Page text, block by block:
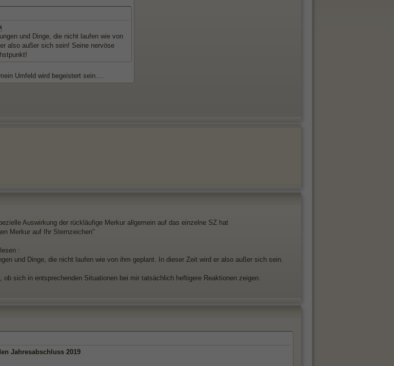
und Dinge, die nicht laufen wie von
also außer sich sein! Seine nervöse
Umfeld wird begeistert sein....
Auswirkung der rückläufige Merkur allgemein auf das einzelne SZ hat
Merkur auf Ihr Sternzeichen"
:
und Dinge, die nicht laufen wie von ihm geplant. In dieser Zeit wird er also außer sich sein.
ob sich in entsprechenden Situationen bei mir tatsächlich heftigere Reaktionen zeigen.
Jahresabschluss 2019